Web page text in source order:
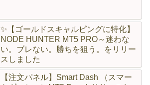
✨【ゴールドスキャルピングに特化】
NODE HUNTER MT5 PRO～迷わな
い。ブレない。勝ちを狙う。をリリー
スしました
【注文パネル】Smart Dash （スマー